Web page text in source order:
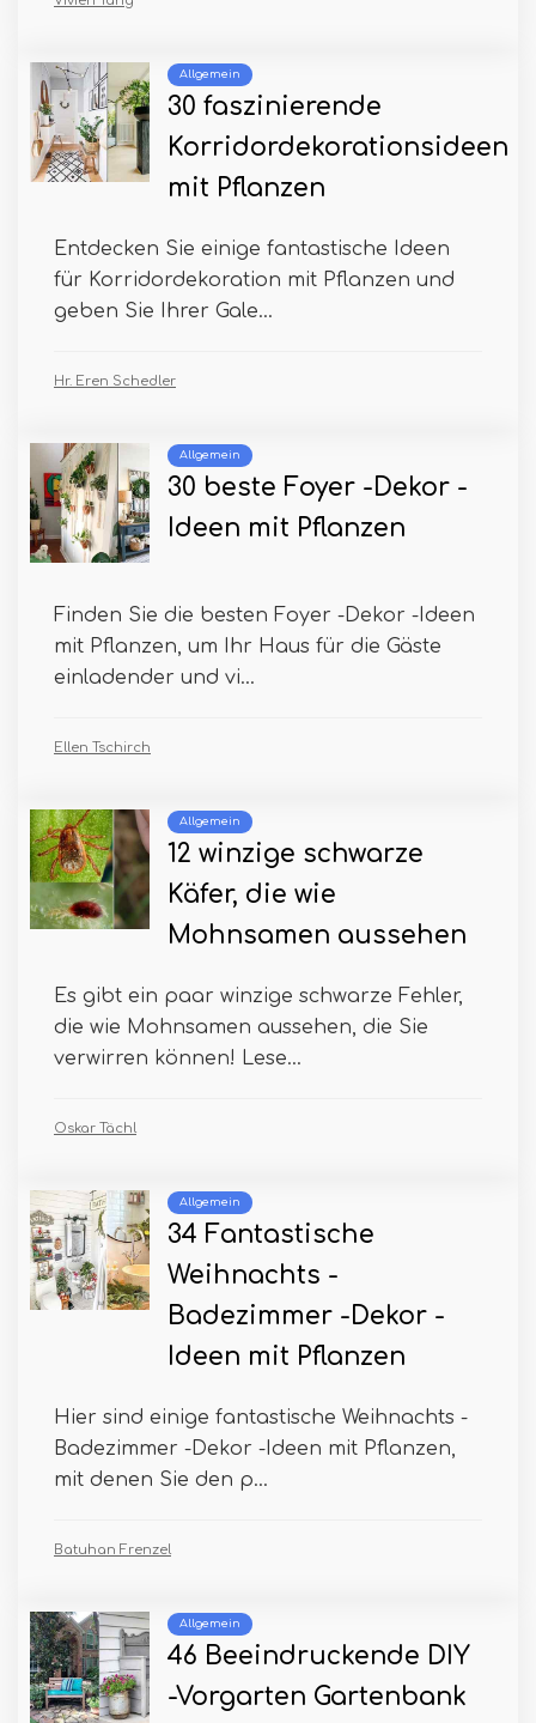
Allgemein
30 faszinierende
Korridordekorationsideen
mit Pflanzen
Entdecken Sie einige fantastische Ideen
für Korridordekoration mit Pflanzen und
geben Sie Ihrer Gale...
Hr. Eren Schedler
Allgemein
30 beste Foyer -Dekor -
Ideen mit Pflanzen
Finden Sie die besten Foyer -Dekor -Ideen
mit Pflanzen, um Ihr Haus für die Gäste
einladender und vi...
Ellen Tschirch
Allgemein
12 winzige schwarze
Käfer, die wie
Mohnsamen aussehen
Es gibt ein paar winzige schwarze Fehler,
die wie Mohnsamen aussehen, die Sie
verwirren können! Lese...
Oskar Tächl
Allgemein
34 Fantastische
Weihnachts -
Badezimmer -Dekor -
Ideen mit Pflanzen
Hier sind einige fantastische Weihnachts -
Badezimmer -Dekor -Ideen mit Pflanzen,
mit denen Sie den p...
Batuhan Frenzel
Allgemein
46 Beeindruckende DIY
-Vorgarten Gartenbank